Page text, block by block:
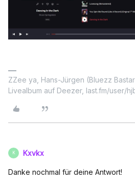
ZZee ya, Hans-Jürgen (Bluezz
Livealbum auf Deezer, last.fm/user/
K Kxvkx
Danke nochmal für deine Antwort!